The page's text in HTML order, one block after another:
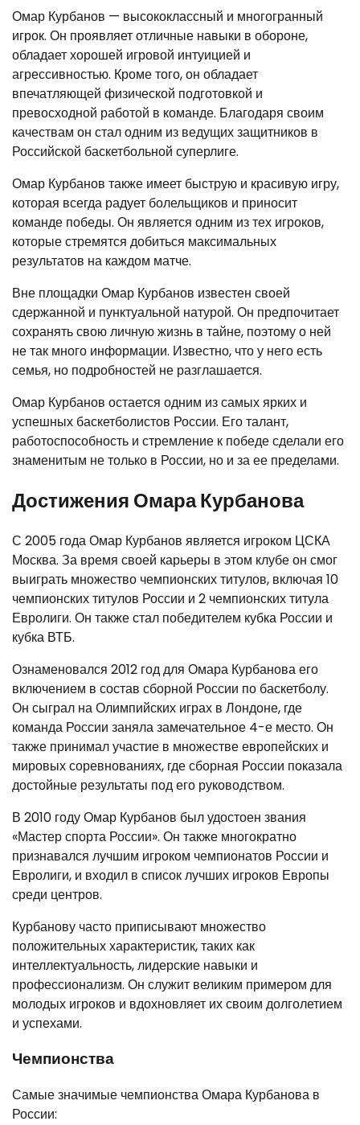
Омар Курбанов — высококлассный и многогранный
игрок. Он проявляет отличные навыки в обороне,
обладает хорошей игровой интуицией и
агрессивностью. Кроме того, он обладает
впечатляющей физической подготовкой и
превосходной работой в команде. Благодаря своим
качествам он стал одним из ведущих защитников в
Российской баскетбольной суперлиге.
Омар Курбанов также имеет быструю и красивую игру,
которая всегда радует болельщиков и приносит
команде победы. Он является одним из тех игроков,
которые стремятся добиться максимальных
результатов на каждом матче.
Вне площадки Омар Курбанов известен своей
сдержанной и пунктуальной натурой. Он предпочитает
сохранять свою личную жизнь в тайне, поэтому о ней
не так много информации. Известно, что у него есть
семья, но подробностей не разглашается.
Омар Курбанов остается одним из самых ярких и
успешных баскетболистов России. Его талант,
работоспособность и стремление к победе сделали его
знаменитым не только в России, но и за ее пределами.
Достижения Омара Курбанова
С 2005 года Омар Курбанов является игроком ЦСКА
Москва. За время своей карьеры в этом клубе он смог
выиграть множество чемпионских титулов, включая 10
чемпионских титулов России и 2 чемпионских титула
Евролиги. Он также стал победителем кубка России и
кубка ВТБ.
Ознаменовался 2012 год для Омара Курбанова его
включением в состав сборной России по баскетболу.
Он сыграл на Олимпийских играх в Лондоне, где
команда России заняла замечательное 4-е место. Он
также принимал участие в множестве европейских и
мировых соревнованиях, где сборная России показала
достойные результаты под его руководством.
В 2010 году Омар Курбанов был удостоен звания
«Мастер спорта России». Он также многократно
признавался лучшим игроком чемпионатов России и
Евролиги, и входил в список лучших игроков Европы
среди центров.
Курбанову часто приписывают множество
положительных характеристик, таких как
интеллектуальность, лидерские навыки и
профессионализм. Он служит великим примером для
молодых игроков и вдохновляет их своим долголетием
и успехами.
Чемпионства
Самые значимые чемпионства Омара Курбанова в
России: